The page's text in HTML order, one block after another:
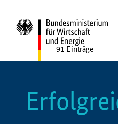
91 Einträge